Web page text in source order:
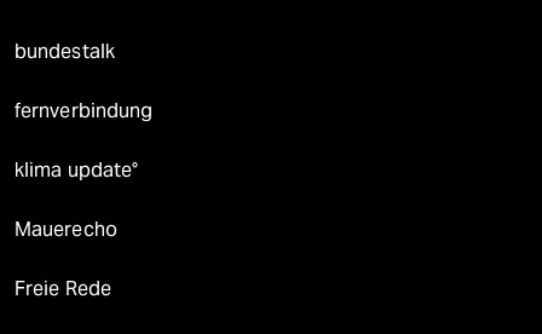
bundestalk
fernverbindung
klima update°
Mauerecho
Freie Rede